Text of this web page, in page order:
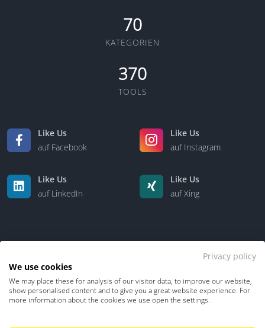
70
KATEGORIEN
370
TOOLS
Like Us
auf Facebook
Like Us
auf Instagram
Like Us
auf LinkedIn
Like Us
auf Xing
Kontakt Über uns
Privacy policy
We use cookies
We may place these for analysis of our visitor data, to improve our website,
show personalised content and to give you a great website experience. For
more information about the cookies we use open the settings.